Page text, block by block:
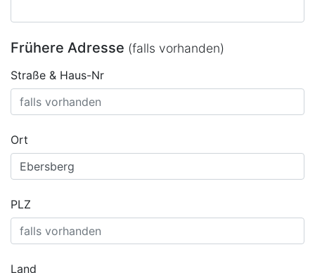
Frühere Adresse (falls vorhanden)
Straße & Haus-Nr
Ort
PLZ
Land